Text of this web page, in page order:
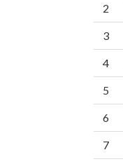
2
3
4
5
6
7